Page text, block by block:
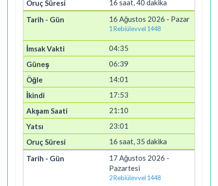
16 saat, 40 dakika
16 Ağustos 2026 - Pazar
1 Rebiülevvel 1448
04:35
06:39
14:01
17:53
21:10
23:01
16 saat, 35 dakika
17 Ağustos 2026 -
Pazartesi
2 Rebiülevvel 1448